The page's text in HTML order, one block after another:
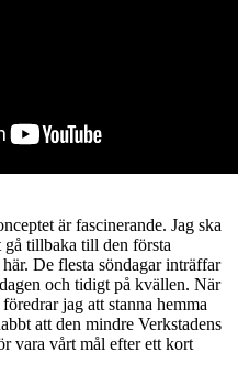
är fascinerande. Jag ska
gå tillbaka till den första
De flesta söndagar inträffar
och tidigt på kvällen. När
jag att stanna hemma
att den mindre Verkstadens
vara vårt mål efter ett kort